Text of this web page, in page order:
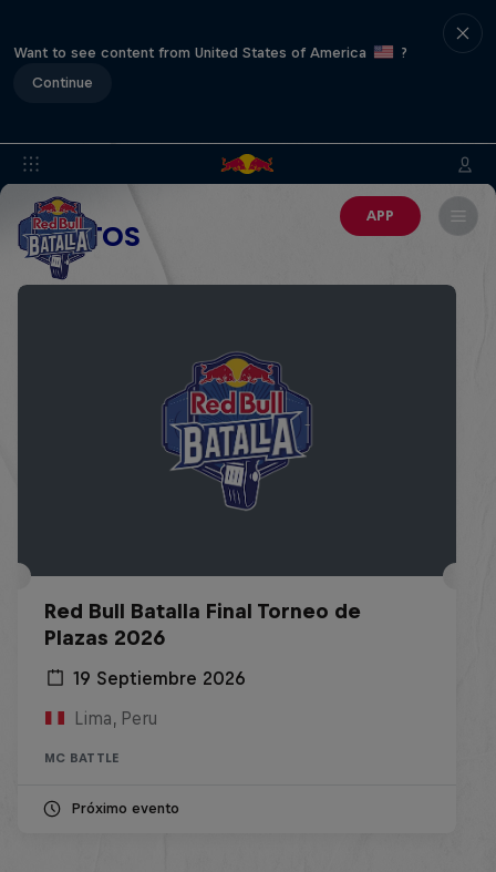
Want to see content from United States of America
?
Continue
APP
EVENTOS
Red Bull Batalla Final Torneo de
Plazas 2026
19 Septiembre 2026
Lima, Peru
MC BATTLE
Próximo evento